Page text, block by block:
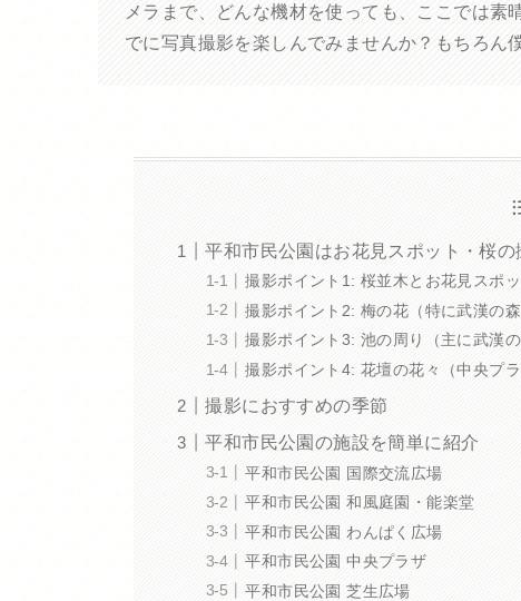
メラまで、どんな機材を使っても、ここでは
でに写真撮影を楽しんでみませんか？もちろ
平和市民公園はお花見スポット・桜
撮影ポイント1: 桜並木とお花見スポ
撮影ポイント2: 梅の花（特に武漢の森
撮影ポイント3: 池の周り（主に武漢
撮影ポイント4: 花壇の花々（中央プラ
撮影におすすめの季節
平和市民公園の施設を簡単に紹介
平和市民公園 国際交流広場
平和市民公園 和風庭園・能楽堂
平和市民公園 わんぱく広場
平和市民公園 中央プラザ
平和市民公園 芝生広場